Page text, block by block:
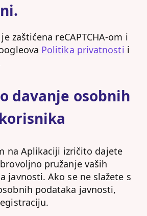
zaštićena reCAPTCHA-om i
Politika privatnosti i
davanje osobnih
na Aplikaciji izričito dajete
pružanje vaših
javnosti. Ako se ne slažete s
podataka javnosti,